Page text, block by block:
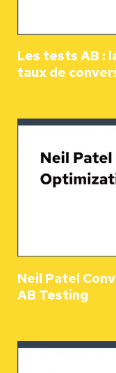
Les tests AB :
taux de
Neil Patel
AB Testing